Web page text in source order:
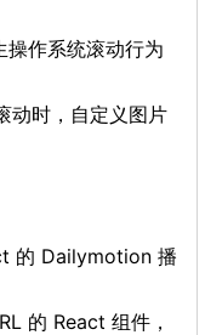
操作系统滚动行为
动时，自定义图片
的 Dailymotion 播
的 React 组件，